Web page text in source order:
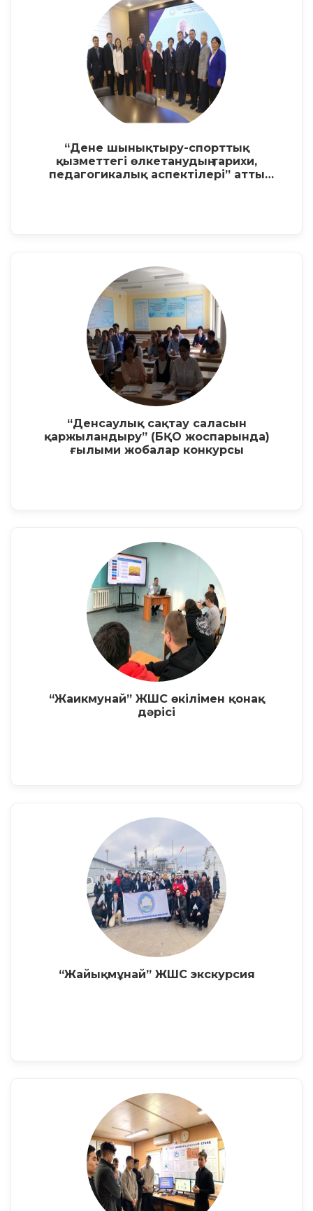
“Дене шынықтыру-спорттық
қызметтегі өлкетанудың тарихи,
педагогикалық аспектілері” атты
“Денсаулық сақтау саласын
қаржыландыру” (БҚО жоспарында)
ғылыми жобалар конкурсы
“Жаикмунай” ЖШС өкілімен қонақ
дәрісі
“Жайықмұнай” ЖШС экскурсия